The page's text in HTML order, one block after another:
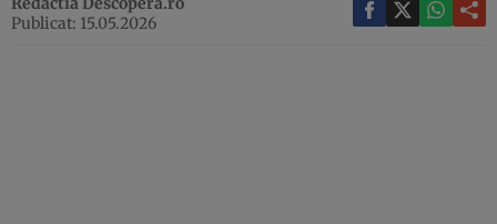
Publicat: 15.05.2026